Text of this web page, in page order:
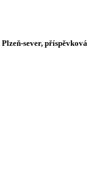
sever, příspěvková